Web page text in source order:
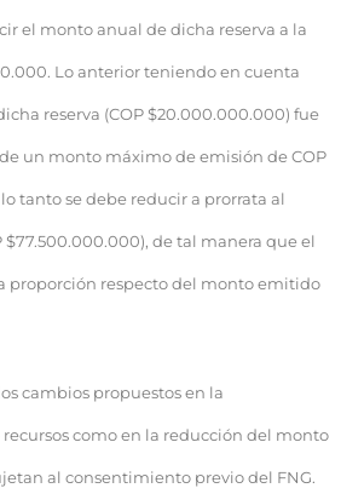
el monto anual de dicha reserva a la
Lo anterior teniendo en cuenta
reserva (COP $20.000.000.000) fue
un monto máximo de emisión de COP
tanto se debe reducir a prorrata al
$77.500.000.000), de tal manera que el
proporción respecto del monto emitido
cambios propuestos en la
como en la reducción del monto
al consentimiento previo del FNG.